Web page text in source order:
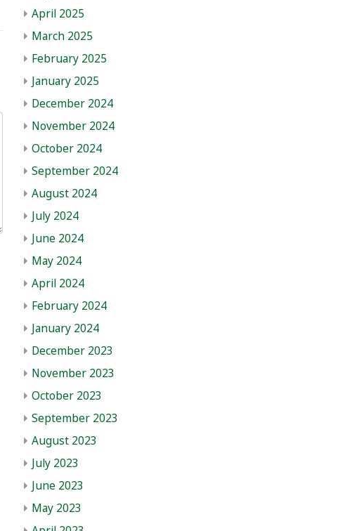
April 2025
March 2025
February 2025
January 2025
December 2024
November 2024
October 2024
September 2024
August 2024
July 2024
June 2024
May 2024
April 2024
February 2024
January 2024
December 2023
November 2023
October 2023
September 2023
August 2023
July 2023
June 2023
May 2023